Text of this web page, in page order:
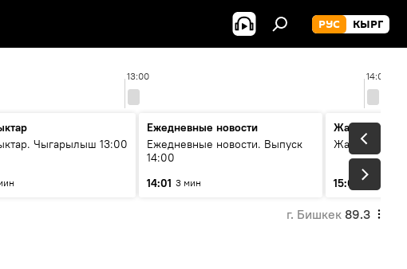
РУС КЫРГ
13:00 14:00
Чыгарылыш 13:00
Ежедневные новости
Ежедневные новости. Выпуск
14:00
14:01 3 мин
Жаңылыктар
15:01 3 мин
г. Бишкек 89.3